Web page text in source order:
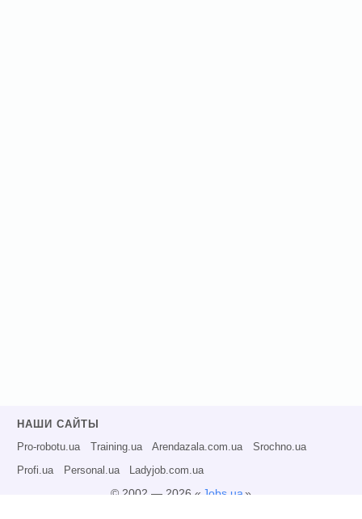
НАШИ САЙТЫ
Pro-robotu.ua Training.ua Arendazala.com.ua Srochno.ua
Profi.ua Personal.ua Ladyjob.com.ua
© 2002 — 2026 « Jobs.ua»